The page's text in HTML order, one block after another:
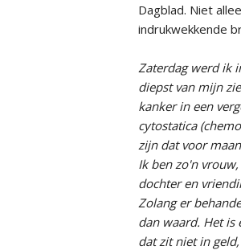
Dagblad. Niet
indrukwekkende
Zaterdag werd ik
diepst van mijn
kanker in een
cytostatica
zijn dat voor
Ik ben zo'n
dochter en
Zolang er
dan waard. Het is
dat zit niet in